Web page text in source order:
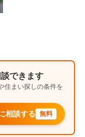
できます
住まい探しの条件を
相談する 無料